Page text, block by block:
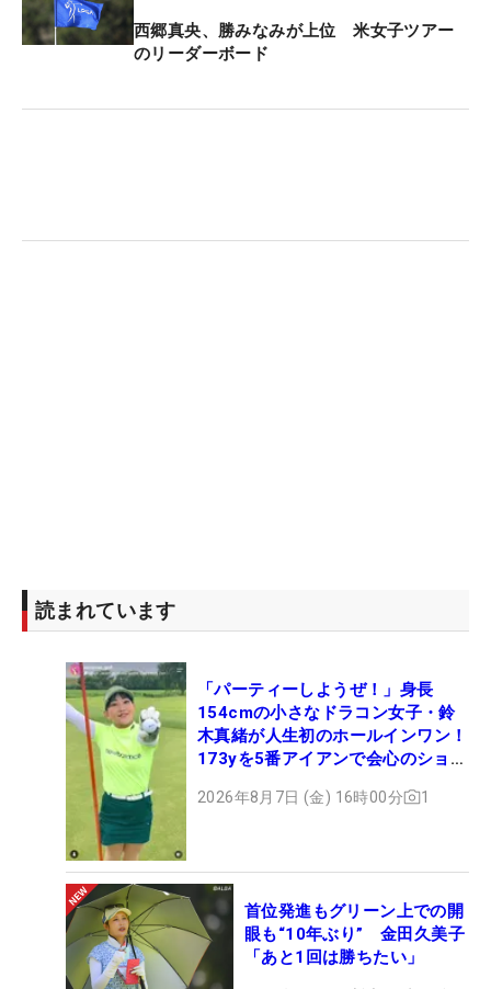
パー4では、ティショットが左の木に当たりラフか
らのショットになったが、残り142ヤードから9番ア
西郷真央、勝みなみが上位 米女子ツアー
のリーダーボード
読まれています
「パーティーしようぜ！」身長
154cmの小さなドラコン女子・鈴
木真緒が人生初のホールインワン！
173yを5番アイアンで会心のショッ
2026年8月7日 (金) 16時00分 1
首位発進もグリーン上での開
眼も“10年ぶり” 金田久美子
「あと1回は勝ちたい」